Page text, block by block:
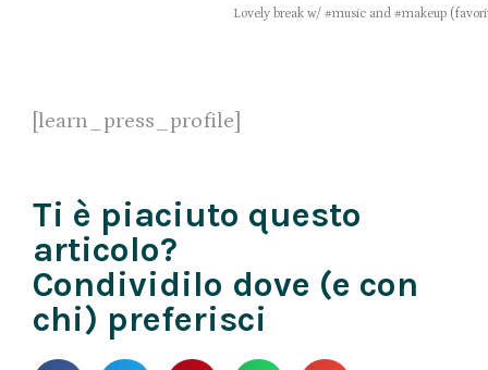
Lovely break w/ #music and #makeup
[learn_press_profile]
Ti è piaciuto questo
articolo?
Condividilo dove (e con
chi) preferisci